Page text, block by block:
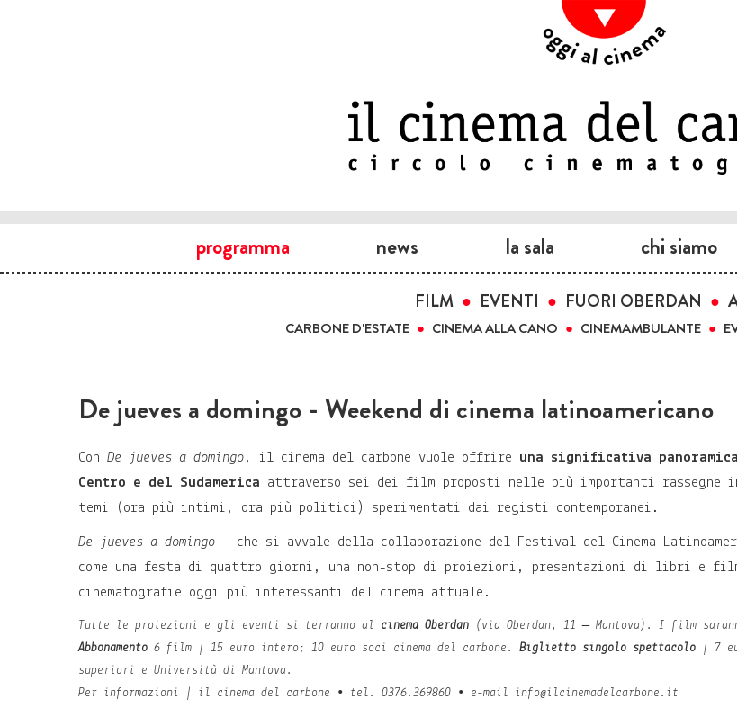
programma news la sala chi siamo
FILM EVENTI FUORI OBERDAN
CARBONE D'ESTATE CINEMA ALLA CANO CINEMAMBULANTE
De jueves a domingo - Weekend di cinema latinoamericano
Con De jueves a domingo, il cinema del carbone vuole offrire una significativa
Centro e del Sudamerica attraverso sei dei film proposti nelle più importanti
temi (ora più intimi, ora più politici) sperimentati dai registi contemporanei.
De jueves a domingo – che si avvale della collaborazione del Festival del Cinema
come una festa di quattro giorni, una non-stop di proiezioni, presentazioni di libri e
cinematografie oggi più interessanti del cinema attuale.
Tutte le proiezioni e gli eventi si terranno al cinema Oberdan (via Oberdan, 11 – Mantova). I film
Abbonamento 6 film | 15 euro intero; 10 euro soci cinema del carbone. Biglietto singolo spettacolo | 7
superiori e Università di Mantova.
Per informazioni | il cinema del carbone • tel. 0376.369860 • e-mail info@ilcinemadelcarbone.it